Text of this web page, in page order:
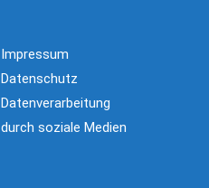
Impressum
Datenschutz
Datenverarbeitung
durch soziale Medien